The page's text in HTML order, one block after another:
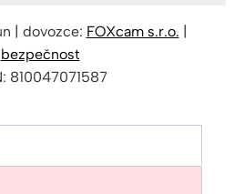
| dovozce: FOXcam s.r.o. |
bezpečnost
810047071587